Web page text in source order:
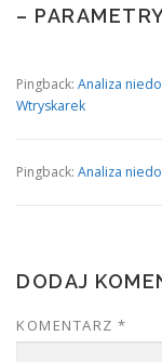
–
Pingback: Analiza
Wtryskarek
Pingback: Analiza
DODAJ
KOMENTARZ *